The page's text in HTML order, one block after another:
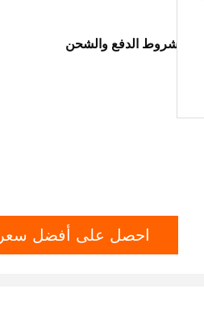
شروط الدفع والشحن
احصل على أفضل سعر